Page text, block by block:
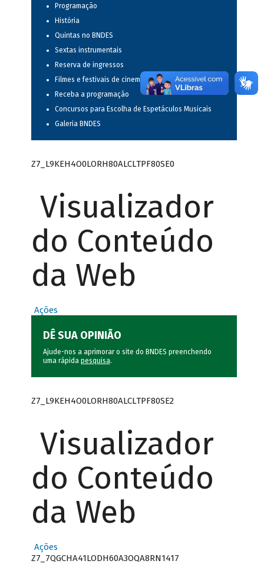
Programação
História
Quintas no BNDES
Sextas instrumentais
Reserva de ingressos
Filmes e festivais de cinema
Receba a programação
Concursos para Escolha de Espetáculos Musicais
Galeria BNDES
Z7_L9KEH4O0LORH80ALCLTPF80SE0
Visualizador
do Conteúdo
da Web
Ações
DÊ SUA OPINIÃO
Ajude-nos a aprimorar o site do BNDES preenchendo
uma rápida pesquisa.
Z7_L9KEH4O0LORH80ALCLTPF80SE2
Visualizador
do Conteúdo
da Web
Ações
Z7_7QGCHA41LODH60A3OQA8RN1417